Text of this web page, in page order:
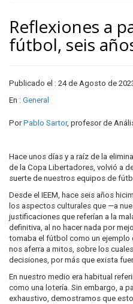
Reflexiones a
fútbol, seis
Publicado el : 24 de Agosto de
En : General
PorPablo Sartor, profesor de
Hace unos días y a raíz de la
de la Copa Libertadores, volvió a
suerte de nuestros equipos de
Desde el IEEM, hace seis años
los aspectos culturales que —a
justificaciones que referían a la
definitiva, al no hacer nada por
tomaba el fútbol como un ejemplo
nos aferra a mitos, sobre los
decisiones, por más que exista
En nuestro medio era habitual
como una lotería. Sin embargo, a
exhaustivo, demostramos que